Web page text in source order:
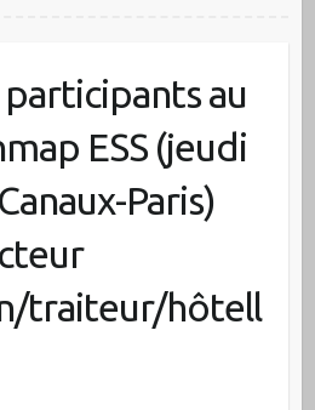
participants au
ESS (jeudi
Paris)
traiteur/hôtell